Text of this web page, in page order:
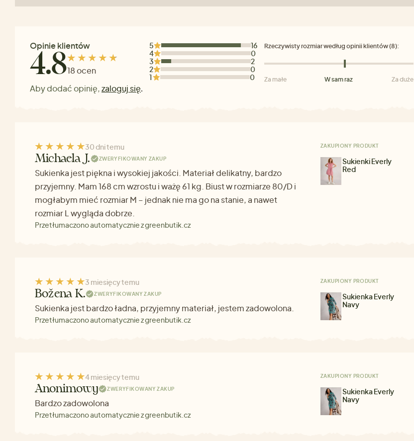
Opinie klientów
4.818 ocen
Aby dodać opinię,zaloguj się.
5
16
4
0
3
2
2
0
1
0
Rzeczywisty rozmiar według opinii klientów (8):
Za małe W sam raz Za duże
30 dni temu
Michaela J. ZWERYFIKOWANY ZAKUP
Sukienka jest piękna i wysokiej jakości. Materiał delikatny, bardzo
przyjemny. Mam 168 cm wzrostu i ważę 61 kg. Biust w rozmiarze 80/D i
mogłabym mieć rozmiar M – jednak nie ma go na stanie, a nawet
rozmiar L wygląda dobrze.
Przetłumaczono automatycznie z greenbutik.cz
ZAKUPIONY PRODUKT
Sukienki Everly
Red
3 miesięcy temu
Božena K. ZWERYFIKOWANY ZAKUP
Sukienka jest bardzo ładna, przyjemny materiał, jestem zadowolona.
Przetłumaczono automatycznie z greenbutik.cz
ZAKUPIONY PRODUKT
Sukienka Everly
Navy
4 miesięcy temu
Anonimowy ZWERYFIKOWANY ZAKUP
Bardzo zadowolona
Przetłumaczono automatycznie z greenbutik.cz
ZAKUPIONY PRODUKT
Sukienka Everly
Navy